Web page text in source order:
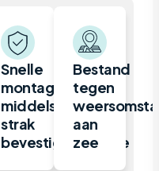
Snelle
montage
middels
strak
bevestigingsframe
Bestand
tegen
aan
zee